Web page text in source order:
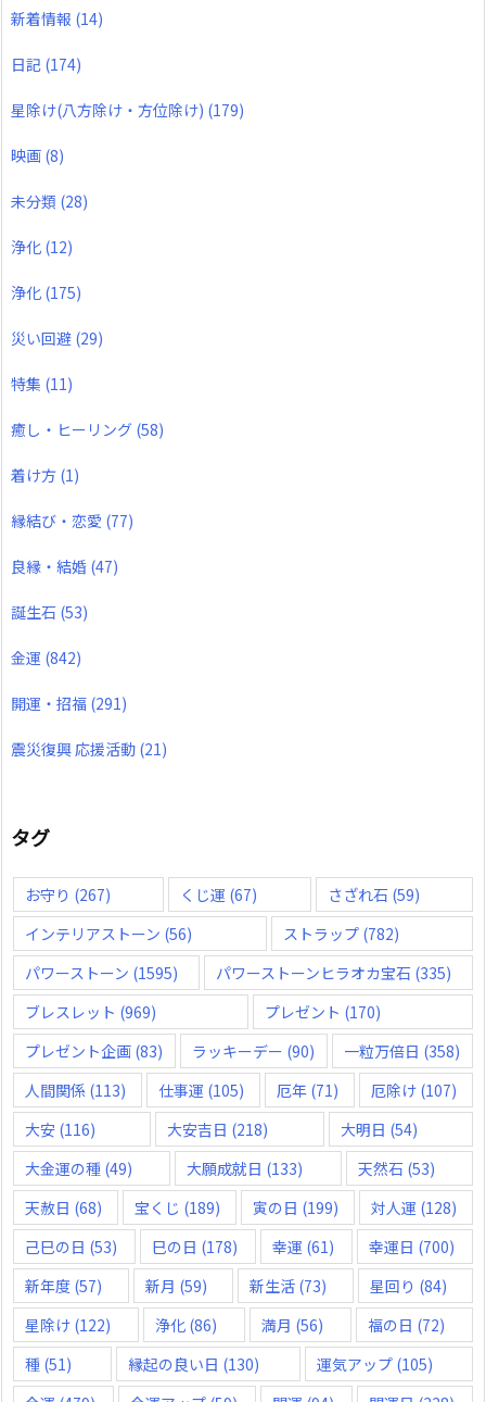
新着情報 (14)
日記 (174)
星除け(八方除け・方位除け) (179)
映画 (8)
未分類 (28)
浄化 (12)
浄化 (175)
災い回避 (29)
特集 (11)
癒し・ヒーリング (58)
着け方 (1)
縁結び・恋愛 (77)
良縁・結婚 (47)
誕生石 (53)
金運 (842)
開運・招福 (291)
震災復興 応援活動 (21)
タグ
お守り (267) くじ運 (67) さざれ石 (59)
インテリアストーン (56) ストラップ(782)
パワーストーン (1595) パワーストーンヒラオカ宝石 (335)
ブレスレット (969) プレゼント (170)
プレゼント企画 (83) ラッキーデー (90) 一粒万倍日 (358)
人間関係 (113) 仕事運 (105) 厄年 (71) 厄除け (107)
大安 (116) 大安吉日 (218) 大明日 (54)
大金運の種 (49) 大願成就日 (133) 天然石 (53)
天赦日 (68) 宝くじ (189) 寅の日 (199) 対人運 (128)
己巳の日 (53) 巳の日 (178) 幸運 (61) 幸運日 (700)
新年度 (57) 新月 (59) 新生活 (73) 星回り (84)
星除け (122) 浄化 (86) 満月 (56) 福の日 (72)
種 (51) 縁起の良い日 (130) 運気アップ(105)